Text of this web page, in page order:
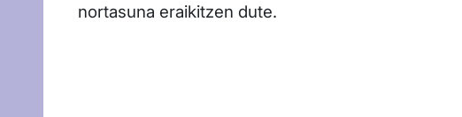
nortasuna eraikitzen dute.